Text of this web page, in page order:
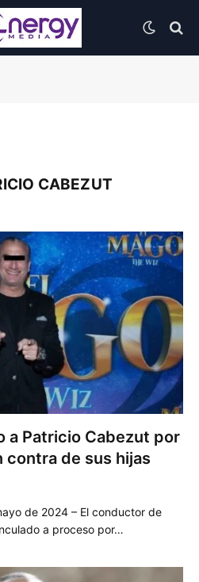
CABEZUT
a Patricio Cabezut por
contra de sus hijas
de 2024 – El conductor de
a proceso por…